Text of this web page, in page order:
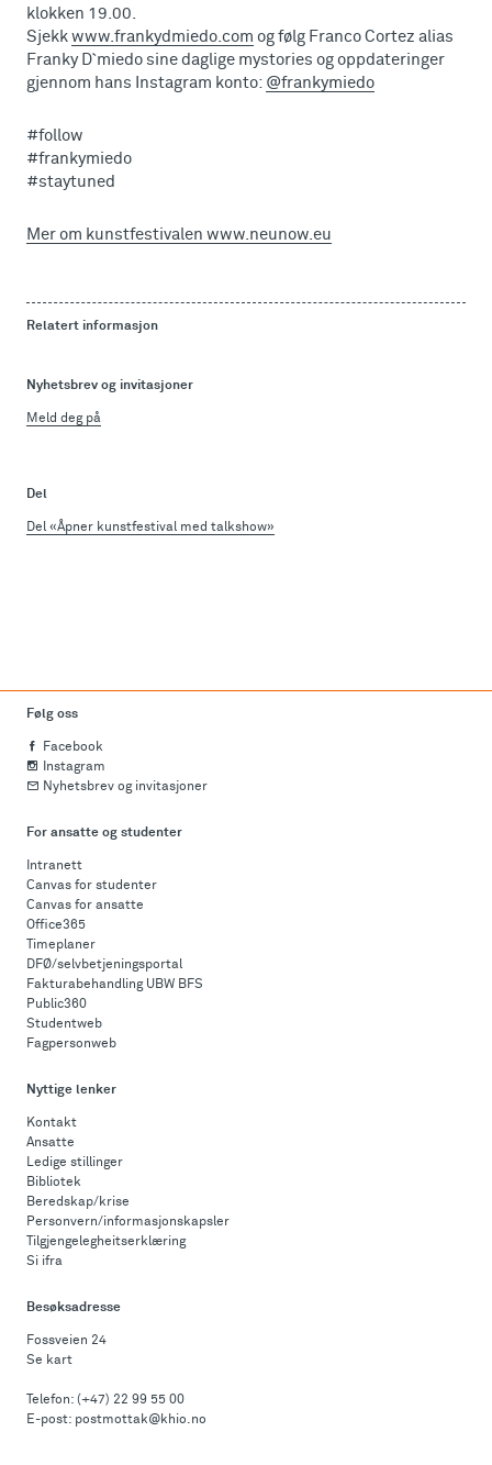
klokken 19.00.
Sjekk www.frankydmiedo.com og følg Franco Cortez alias
Franky D`miedo sine daglige mystories og oppdateringer
gjennom hans Instagram konto: @frankymiedo
#follow
#frankymiedo
#staytuned
Mer om kunstfestivalen www.neunow.eu
Relatert informasjon
Nyhetsbrev og invitasjoner
Meld deg på
Del
Del «Åpner kunstfestival med talkshow»
Følg oss
Facebook
Instagram
Nyhetsbrev og invitasjoner
For ansatte og studenter
Intranett
Canvas for studenter
Canvas for ansatte
Office365
Timeplaner
DFØ/selvbetjeningsportal
Fakturabehandling UBW BFS
Public360
Studentweb
Fagpersonweb
Nyttige lenker
Kontakt
Ansatte
Ledige stillinger
Bibliotek
Beredskap/krise
Personvern/informasjonskapsler
Tilgjengelegheitserklæring
Si ifra
Besøksadresse
Fossveien 24
Se kart
Telefon: (+47) 22 99 55 00
E-post: postmottak@khio.no